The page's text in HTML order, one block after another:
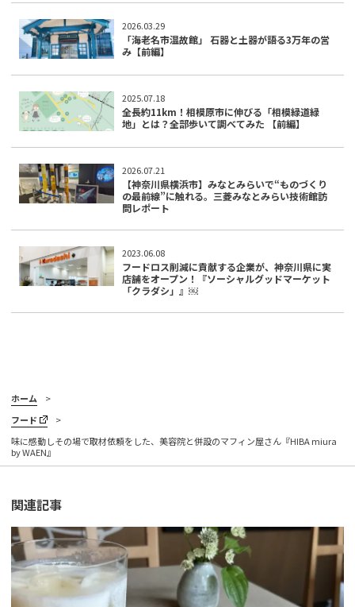
2026.03.29
「海老名市温故館」 石器と土器が語る3万年の営
み【前編】
2025.07.18
全長約11km！相模原市に伸びる「相模緑道緑
地」とは？全部歩いて調べてみた 【前編】
2026.07.21
【神奈川県横浜市】みなとみらいで“ものづくり
の最前線”に触れる。三菱みなとみらい技術館訪
問レポート
2023.06.08
フードロス削減に貢献する企業が、神奈川県に実
店舗をオープン！『ソーシャルグッドマーケット
「クラダシ」』￼
ホーム
フード
味に感動しその場で取材依頼をした、美容院と併設のマフィン屋さん『HIBA miura
by WAEN』
関連記事